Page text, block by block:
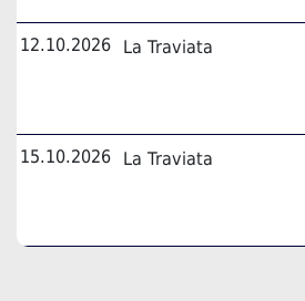
12.10.2026 La Traviata
15.10.2026 La Traviata